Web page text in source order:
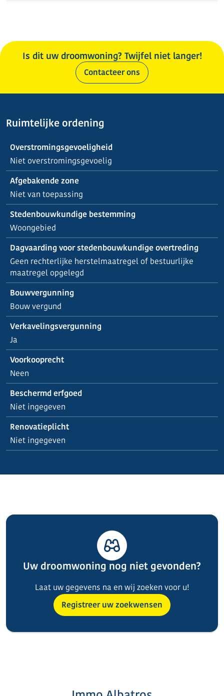
Is dit uw droomwoning? Twijfel niet langer!
Contacteer ons
Ruimtelijke ordening
Overstromingsgevoeligheid
Niet overstromingsgevoelig
Afgebakende zone
Niet van toepassing
Stedenbouwkundige bestemming
Woongebied
Dagvaarding voor stedenbouwkundige overtreding
Geen rechterlijke herstelmaatregel of bestuurlijke
maatregel opgelegd
Bouwvergunning
Bouw vergund
Verkavelingsvergunning
Ja
Voorkooprecht
Neen
Beschermd erfgoed
Niet ingegeven
Renovatieplicht
Niet ingegeven
Uw droomwoning nog niet gevonden?
Laat uw gegevens na en wij zoeken voor u!
Registreer uw zoekwensen